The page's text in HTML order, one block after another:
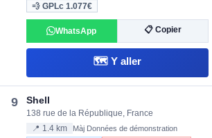
💨 GPLc1.077€
WhatsApp 📋 Copier
🗺️ Y aller
9 Shell
138 rue de la République, France
📍 1.4 km Màj Données de démonstration